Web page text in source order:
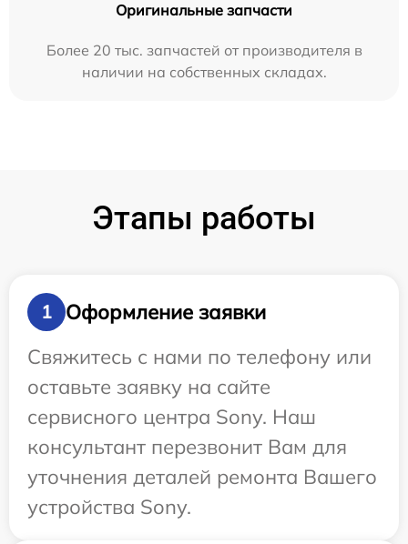
Оригинальные запчасти
Более 20 тыс. запчастей от производителя в
наличии на собственных складах.
Этапы работы
1
Оформление заявки
Свяжитесь с нами по телефону или
оставьте заявку на сайте
сервисного центра Sony. Наш
консультант перезвонит Вам для
уточнения деталей ремонта Вашего
устройства Sony.